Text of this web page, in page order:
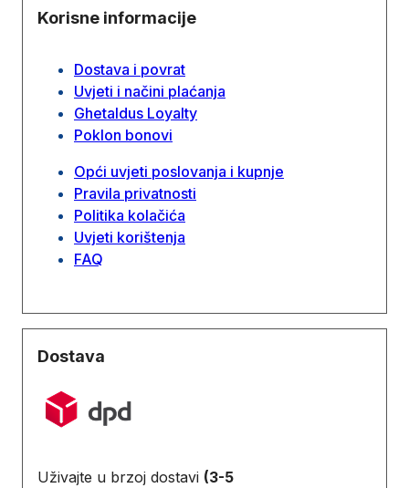
Korisne informacije
Dostava i povrat
Uvjeti i načini plaćanja
Ghetaldus Loyalty
Poklon bonovi
Opći uvjeti poslovanja i kupnje
Pravila privatnosti
Politika kolačića
Uvjeti korištenja
FAQ
Dostava
Uživajte u brzoj dostavi (3-5